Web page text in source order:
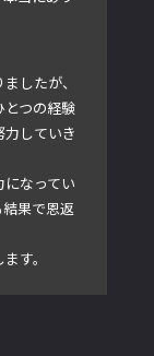
したが、
とつの経験
していき
なってい
果で恩返
す。